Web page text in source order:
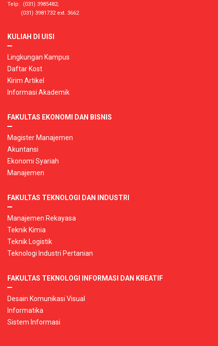
Telp: (031) 3985482;
(031) 3981732 ext. 3662
KULIAH DI UISI
Lingkungan Kampus
Daftar Kost
Kirim Artikel
Informasi Akademik
FAKULTAS EKONOMI DAN BISNIS
Magister Manajemen
Akuntansi
Ekonomi Syariah
Manajemen
FAKULTAS TEKNOLOGI DAN INDUSTRI
Manajemen Rekayasa
Teknik Kimia
Teknik Logistik
Teknologi Industri Pertanian
FAKULTAS TEKNOLOGI INFORMASI DAN KREATIF
Desain Komunikasi Visual
Informatika
Sistem Informasi